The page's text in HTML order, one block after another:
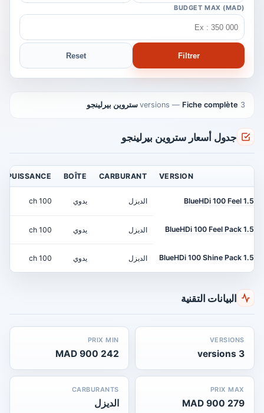
BUDGET MAX (MAD)
Filtrer
Reset
3 versions
— Fiche complète ستروين بيرلينجو
جدول أسعار ستروين بيرلينجو
VERSION
CARBURANT
BOÎTE
PUISSANCE
1.5 BlueHDi 100 Feel الديزل يدوي 100 ch
1.5 BlueHDi 100 Feel Pack الديزل يدوي 100 ch
1.5 BlueHDi 100 Shine Pack الديزل يدوي 100 ch
البيانات التقنية
VERSIONS
3 versions
PRIX MIN
242 900 MAD
PRIX MAX
279 900 MAD
CARBURANTS
الديزل